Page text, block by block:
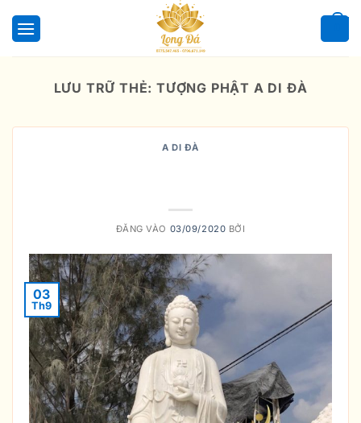
qua
LƯU TRỮ THẺ: TƯỢNG PHẬT A DI ĐÀ
A DI ĐÀ
ĐĂNG VÀO 03/09/2020 BỞI
03
Th9